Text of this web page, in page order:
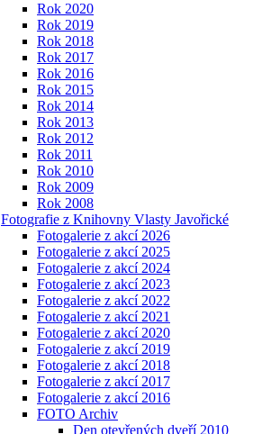
Rok 2020
Rok 2019
Rok 2018
Rok 2017
Rok 2016
Rok 2015
Rok 2014
Rok 2013
Rok 2012
Rok 2011
Rok 2010
Rok 2009
Rok 2008
Fotografie z Knihovny Vlasty Javořické
Fotogalerie z akcí 2026
Fotogalerie z akcí 2025
Fotogalerie z akcí 2024
Fotogalerie z akcí 2023
Fotogalerie z akcí 2022
Fotogalerie z akcí 2021
Fotogalerie z akcí 2020
Fotogalerie z akcí 2019
Fotogalerie z akcí 2018
Fotogalerie z akcí 2017
Fotogalerie z akcí 2016
FOTO Archiv
Den otevřených dveří 2010